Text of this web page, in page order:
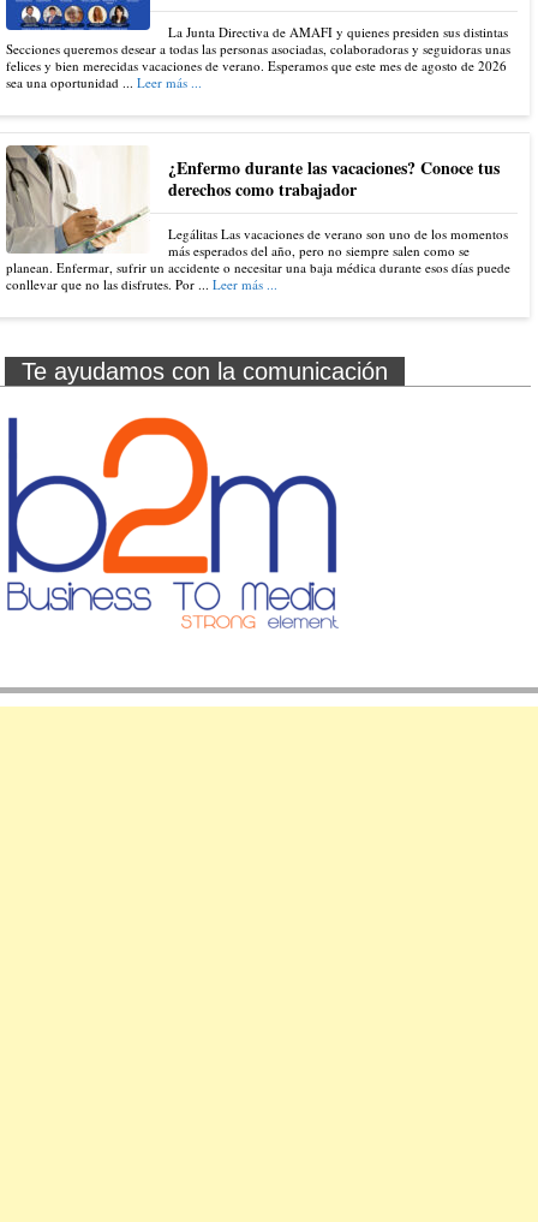
La Junta Directiva de AMAFI y quienes presiden sus distintas
Secciones queremos desear a todas las personas asociadas, colaboradoras y seguidoras unas
felices y bien merecidas vacaciones de verano. Esperamos que este mes de agosto de 2026
sea una oportunidad ... Leer más ...
¿Enfermo durante las vacaciones? Conoce tus
derechos como trabajador
Legálitas Las vacaciones de verano son uno de los momentos
más esperados del año, pero no siempre salen como se
planean. Enfermar, sufrir un accidente o necesitar una baja médica durante esos días puede
conllevar que no las disfrutes. Por ... Leer más ...
Te ayudamos con la comunicación